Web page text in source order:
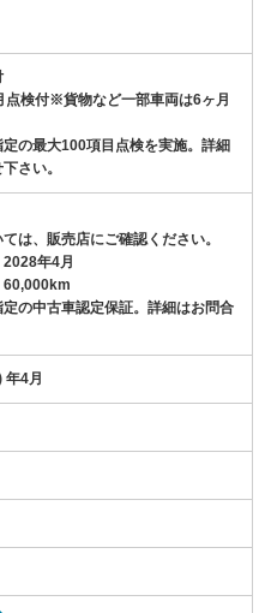
点検付※貨物など一部車両は6ヶ月
定の最大100項目点検を実施。詳細
さい。
は、販売店にご確認ください。
年4月
60,000km
定の中古車認定保証。詳細はお問合
年4月